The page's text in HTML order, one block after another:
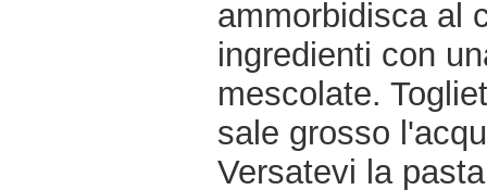
ammorbidisca al
ingredienti con
mescolate.
sale grosso
Versatevi la